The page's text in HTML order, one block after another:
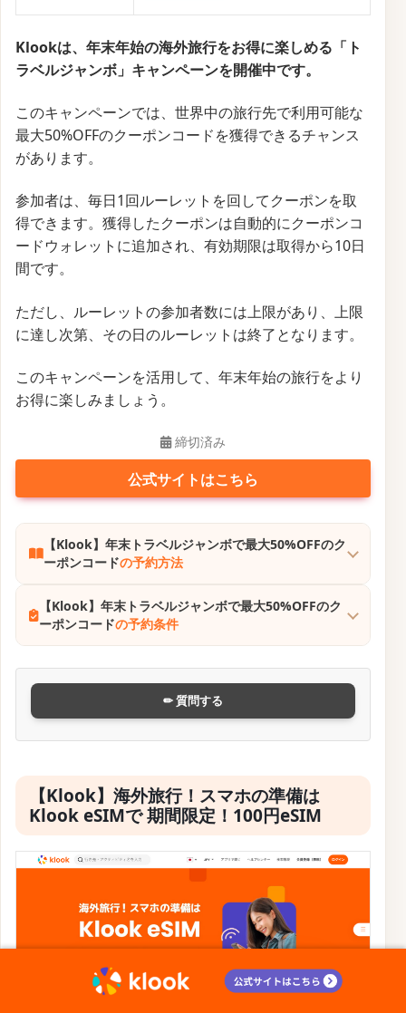
Klookは、年末年始の海外旅行をお得に楽しめる「ト
ラベルジャンボ」キャンペーンを開催中です。
このキャンペーンでは、世界中の旅行先で利用可能な
最大50%OFFのクーポンコードを獲得できるチャンス
があります。
参加者は、毎日1回ルーレットを回してクーポンを取
得できます。獲得したクーポンは自動的にクーポンコ
ードウォレットに追加され、有効期限は取得から10日
間です。
ただし、ルーレットの参加者数には上限があり、上限
に達し次第、その日のルーレットは終了となります。
このキャンペーンを活用して、年末年始の旅行をより
お得に楽しみましょう。
締切済み
公式サイトはこちら
【Klook】年末トラベルジャンボで最大50%OFFのク
ーポンコードの予約方法
【Klook】年末トラベルジャンボで最大50%OFFのク
ーポンコードの予約条件
✏ 質問する
【Klook】海外旅行！スマホの準備は
Klook eSIMで 期間限定！100円eSIM
ホーム しおり 割り勘